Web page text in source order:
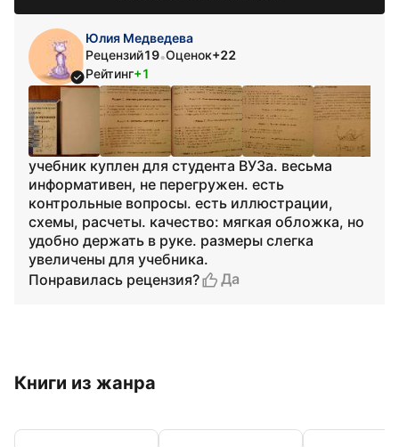
Юлия Медведева
Рецензий19•Оценок+22
Рейтинг+1
учебник куплен для студента ВУЗа. весьма
информативен, не перегружен. есть
контрольные вопросы. есть иллюстрации,
схемы, расчеты. качество: мягкая обложка, но
удобно держать в руке. размеры слегка
увеличены для учебника.
Понравилась рецензия?
Да
Книги из жанра